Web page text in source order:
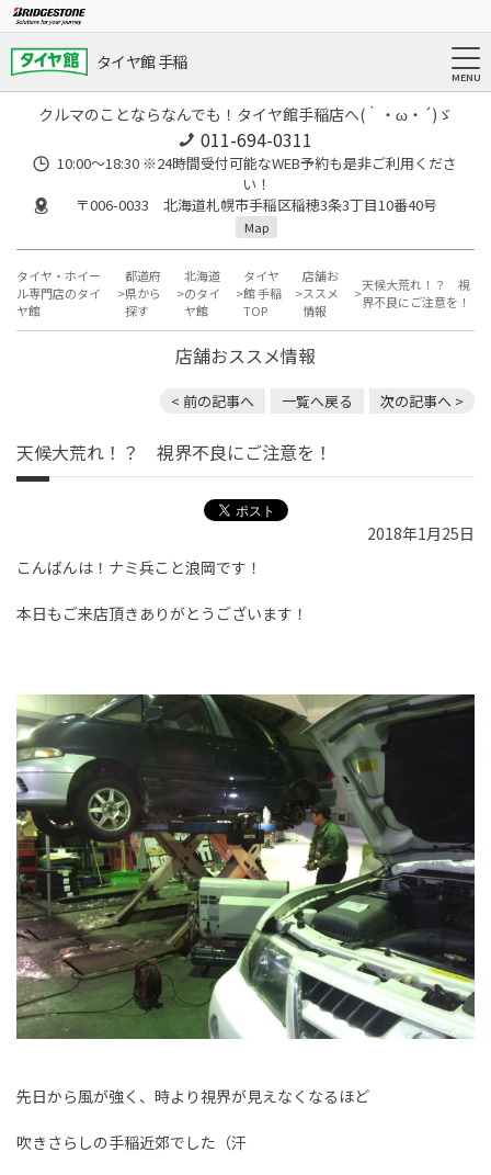
タイヤ館 手稲
クルマのことならなんでも！タイヤ館手稲店へ(｀・ω・´)ゞ
011-694-0311
10:00～18:30 ※24時間受付可能なWEB予約も是非ご利用くださ
い！
〒006-0033 北海道札幌市手稲区稲穂3条3丁目10番40号
Map
タイヤ・ホイー
ル専門店のタイ
ヤ館
都道府
県から
探す
北海道
のタイ
ヤ館
タイヤ
館 手稲
TOP
店舗お
ススメ
情報
天候大荒れ！？ 視
界不良にご注意を！
店舗おススメ情報
< 前の記事へ 一覧へ戻る 次の記事へ >
天候大荒れ！？ 視界不良にご注意を！
2018年1月25日
こんばんは！ナミ兵こと浪岡です！
本日もご来店頂きありがとうございます！
先日から風が強く、時より視界が見えなくなるほど
吹きさらしの手稲近郊でした（汗